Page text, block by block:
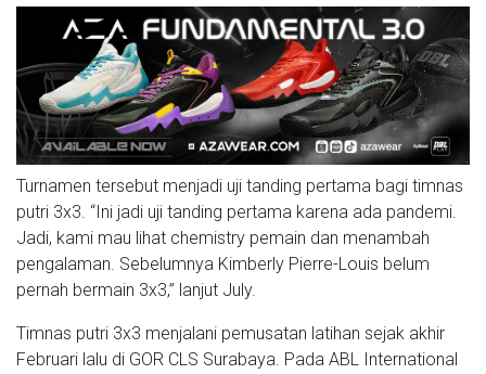
Turnamen tersebut menjadi uji tanding pertama bagi timnas
putri 3x3. “Ini jadi uji tanding pertama karena ada pandemi.
Jadi, kami mau lihat chemistry pemain dan menambah
pengalaman. Sebelumnya Kimberly Pierre-Louis belum
pernah bermain 3x3,” lanjut July.
Timnas putri 3x3 menjalani pemusatan latihan sejak akhir
Februari lalu di GOR CLS Surabaya. Pada ABL International